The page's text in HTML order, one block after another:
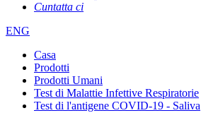
Cuntatta ci
ENG
Casa
Prodotti
Prodotti Umani
Test di Malattie Infettive Respiratorie
Test di l'antigene COVID-19 - Saliva